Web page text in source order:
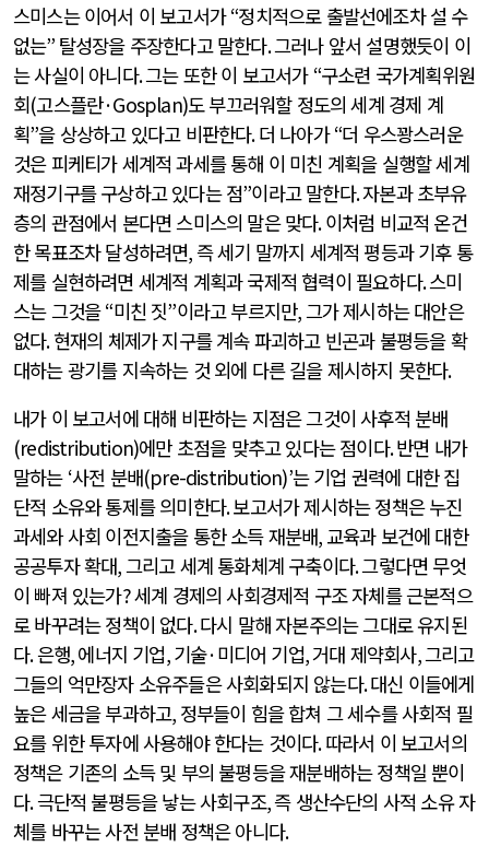
스미스는 이어서 이 보고서가“정치적으로 출발선에조차 설 수
없는” 탈성장을 주장한다고 말한다.그러나 앞서 설명했듯이 이
는 사실이 아니다.그는 또한 이 보고서가 “구소련 국가계획위원
회(고스플란·Gosplan)도 부끄러워할 정도의 세계 경제 계
획”을 상상하고 있다고 비판한다.더 나아가“더 우스꽝스러운
것은 피케티가 세계적 과세를 통해 이 미친 계획을 실행할 세계
재정기구를 구상하고 있다는 점”이라고 말한다.자본과 초부유
층의 관점에서 본다면 스미스의 말은 맞다.이처럼 비교적 온건
한 목표조차 달성하려면,즉 세기 말까지 세계적 평등과 기후 통
제를 실현하려면 세계적 계획과 국제적 협력이 필요하다.스미
스는 그것을“미친 짓”이라고 부르지만,그가 제시하는 대안은
없다.현재의 체제가 지구를 계속 파괴하고 빈곤과 불평등을 확
대하는 광기를 지속하는 것 외에 다른 길을 제시하지 못한다.
내가 이 보고서에 대해 비판하는 지점은 그것이 사후적 분배
(redistribution)에만 초점을 맞추고 있다는 점이다.반면 내가
말하는 ‘사전 분배(pre-distribution)’는 기업 권력에 대한 집
단적 소유와 통제를 의미한다.보고서가 제시하는 정책은 누진
과세와 사회 이전지출을 통한 소득 재분배, 교육과 보건에 대한
공공투자 확대,그리고 세계 통화체계 구축이다.그렇다면 무엇
이 빠져 있는가?세계 경제의 사회경제적 구조 자체를 근본적으
로 바꾸려는 정책이 없다.다시 말해 자본주의는 그대로 유지된
다.은행,에너지 기업,기술·미디어 기업,거대 제약회사,그리고
그들의 억만장자 소유주들은 사회화되지 않는다.대신 이들에게
높은 세금을 부과하고, 정부들이 힘을 합쳐 그 세수를 사회적 필
요를 위한 투자에 사용해야 한다는 것이다.따라서 이 보고서의
정책은 기존의 소득 및 부의 불평등을 재분배하는 정책일 뿐이
다.극단적 불평등을 낳는 사회구조,즉 생산수단의 사적 소유 자
체를 바꾸는 사전 분배 정책은 아니다.